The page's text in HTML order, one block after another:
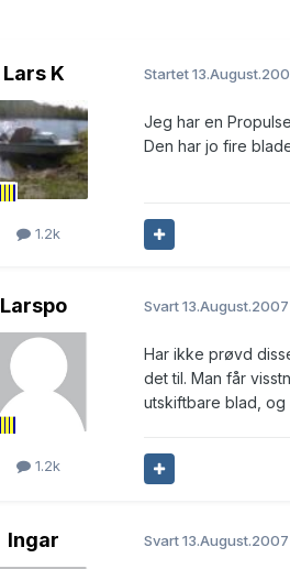
Lars K
1.2k
Startet
Jeg har en
Den har jo fire
Larspo
1.2k
Svart13.August.2007
Har ikke prøvd
det til. Man får
utskiftbare blad, og
Ingar Svart13.August.2007